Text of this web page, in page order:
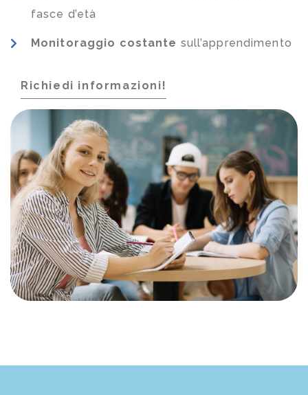
fasce d’età
Monitoraggio costante sull’apprendimento
Richiedi informazioni!